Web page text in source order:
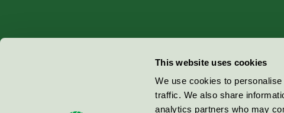
This website uses cookies
We use cookies to
traffic. We also share
analytics partners who may
Miljömärkning Sverige AB
100 64